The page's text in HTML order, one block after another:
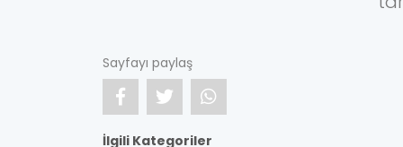
Sayfayı paylaş
İlgili Kategoriler